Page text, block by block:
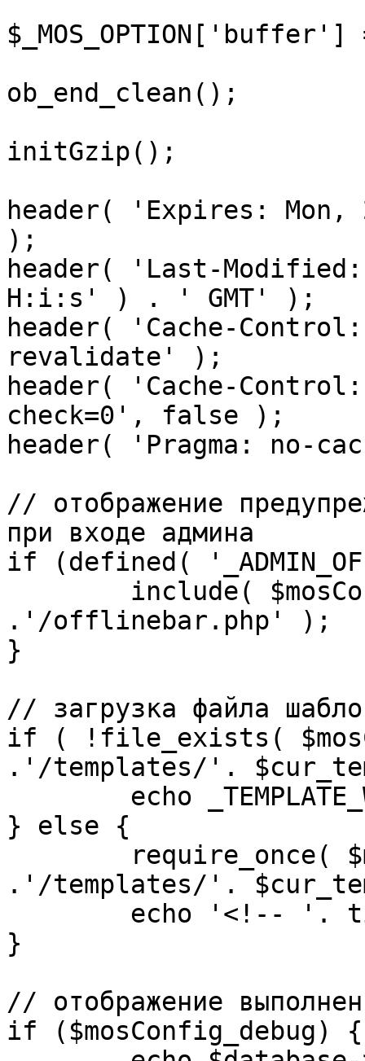
ob_end_clean();
initGzip();
header( 'Expires: Mon,
);
header( 'Last-
H:i:s' ) . ' GMT' );
header( 'Cache-
revalidate' );
header( 'Cache-
check=0', false );
header( 'Pragma: no-
// отображение
при входе админа
if (defined(
.'/offlinebar.php' );
}
// загрузка файла
if ( !file_exists(
.'/templates/'.
} else {
.'/templates/'.
}
// отображение
if ($mosConfig_debug) {